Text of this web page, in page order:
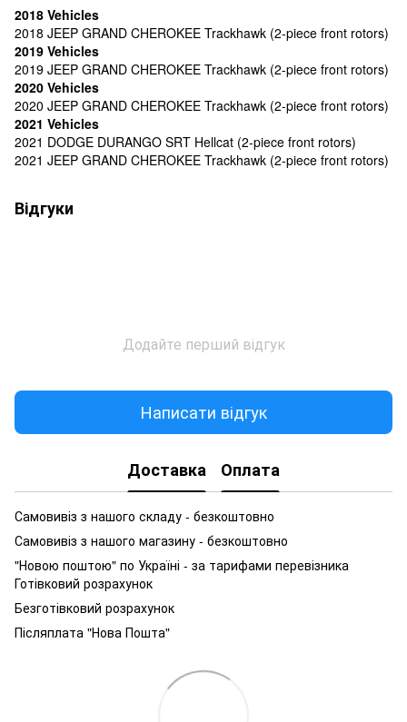
2018 Vehicles
2018 JEEP GRAND CHEROKEE Trackhawk (2-piece front rotors)
2019 Vehicles
2019 JEEP GRAND CHEROKEE Trackhawk (2-piece front rotors)
2020 Vehicles
2020 JEEP GRAND CHEROKEE Trackhawk (2-piece front rotors)
2021 Vehicles
2021 DODGE DURANGO SRT Hellcat (2-piece front rotors)
2021 JEEP GRAND CHEROKEE Trackhawk (2-piece front rotors)
Відгуки
Додайте перший відгук
Написати відгук
Доставка Оплата
Самовивіз з нашого складу - безкоштовно
Самовивіз з нашого магазину - безкоштовно
"Новою поштою" по Україні - за тарифами перевізника
Готівковий розрахунок
Безготівковий розрахунок
Післяплата "Нова Пошта"